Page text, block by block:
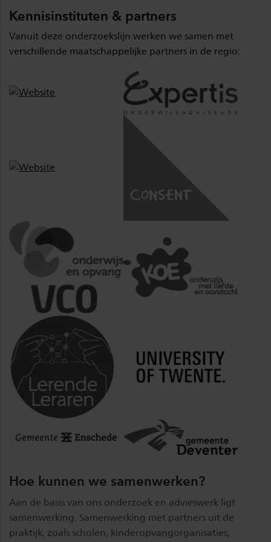
Kennisinstituten & partners
Vanuit deze onderzoekslijn werken we samen met
verschillende maatschappelijke partners in de regio:
Hoe kunnen we samenwerken?
Aan de basis van ons onderzoek en advieswerk ligt
samenwerking. Samenwerking met partners uit de
praktijk, zoals scholen, kinderopvangorganisaties,